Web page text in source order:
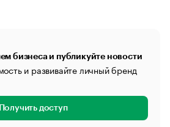
бизнеса и публикуйте новости
и развивайте личный бренд
Получить доступ